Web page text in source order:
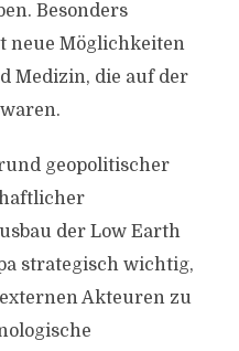
Besonders
neue Möglichkeiten
Medizin, die auf der
geopolitischer
der Low Earth
strategisch wichtig,
Akteuren zu